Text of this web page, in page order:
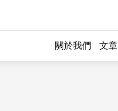
關於我們 文章